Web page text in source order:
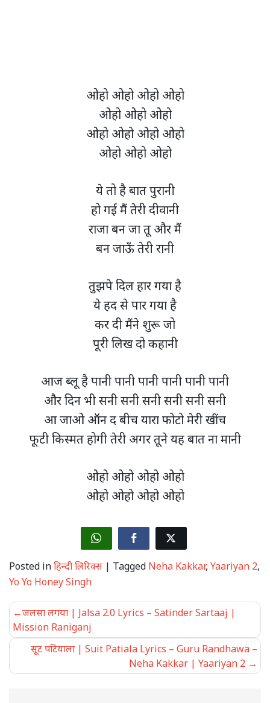
ओहो ओहो ओहो ओहो
ओहो ओहो ओहो
ओहो ओहो ओहो ओहो
ओहो ओहो ओहो
ये तो है बात पुरानी
हो गई मैं तेरी दीवानी
राजा बन जा तू और मैं
बन जाऊँ तेरी रानी
तुझपे दिल हार गया है
ये हद से पार गया है
कर दी मैंने शुरू जो
पूरी लिख दो कहानी
आज ब्लू है पानी पानी पानी पानी पानी पानी
और दिन भी सनी सनी सनी सनी सनी सनी
आ जाओ ऑन द बीच यारा फोटो मेरी खींच
फूटी किस्मत होगी तेरी अगर तूने यह बात ना मानी
ओहो ओहो ओहो ओहो
ओहो ओहो ओहो ओहो
Posted inहिन्दी लिरिक्स | Tagged Neha Kakkar, Yaariyan 2,
Yo Yo Honey Singh
Post
navigation
जलसा लगया | Jalsa 2.0 Lyrics – Satinder Sartaaj |
Mission Raniganj
सूट पटियाला | Suit Patiala Lyrics – Guru Randhawa –
Neha Kakkar | Yaariyan 2